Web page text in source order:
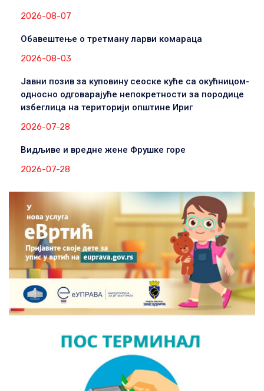
2026-08-07
Обавештење о третману ларви комараца
2026-08-03
Јавни позив за куповину сеоске куће са окућницом-
односно одговарајуће непокретности за породице
избеглица на територији општине Ириг
2026-07-28
Видљиве и вредне жене Фрушке горе
2026-07-28